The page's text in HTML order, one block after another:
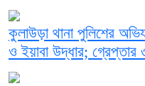
কুলাউড়া থানা পুলিশের
ও ইয়াবা উদ্ধার; গ্রেপ্তার